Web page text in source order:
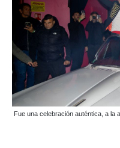
Fue una celebración auténtica, a la